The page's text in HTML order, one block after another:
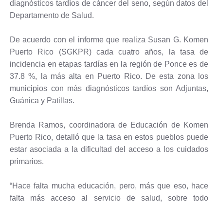
diagnósticos tardíos de cáncer del seno, según datos del
Departamento de Salud.
De acuerdo con el informe que realiza Susan G. Komen
Puerto Rico (SGKPR) cada cuatro años, la tasa de
incidencia en etapas tardías en la región de Ponce es de
37.8 %, la más alta en Puerto Rico. De esta zona los
municipios con más diagnósticos tardíos son Adjuntas,
Guánica y Patillas.
Brenda Ramos, coordinadora de Educación de Komen
Puerto Rico, detalló que la tasa en estos pueblos puede
estar asociada a la dificultad del acceso a los cuidados
primarios.
“Hace falta mucha educación, pero, más que eso, hace
falta más acceso al servicio de salud, sobre todo